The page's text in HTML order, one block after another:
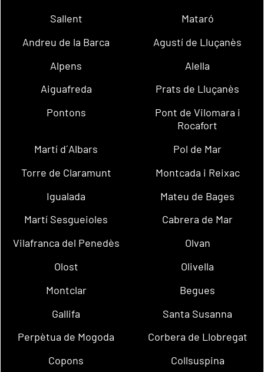
Sallent
Mataró
Andreu de la Barca
Agustí de Lluçanès
Alpens
Alella
Aiguafreda
Prats de Lluçanès
Pontons
Pont de Vilomara i
Rocafort
Martí d´Albars
Pol de Mar
Torre de Claramunt
Montcada i Reixac
Igualada
Mateu de Bages
Martí Sesgueioles
Cabrera de Mar
Vilafranca del Penedès
Olvan
Olost
Olivella
Montclar
Begues
Gallifa
Santa Susanna
Perpètua de Mogoda
Corbera de Llobregat
Copons
Collsuspina